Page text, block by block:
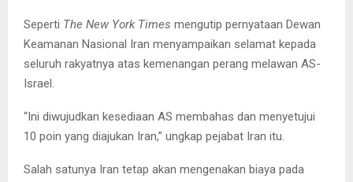
Seperti The New York Times mengutip pernyataan Dewan
Keamanan Nasional Iran menyampaikan selamat kepada
seluruh rakyatnya atas kemenangan perang melawan AS-
Israel.
“Ini diwujudkan kesediaan AS membahas dan menyetujui
10 poin yang diajukan Iran,” ungkap pejabat Iran itu.
Salah satunya Iran tetap akan mengenakan biaya pada